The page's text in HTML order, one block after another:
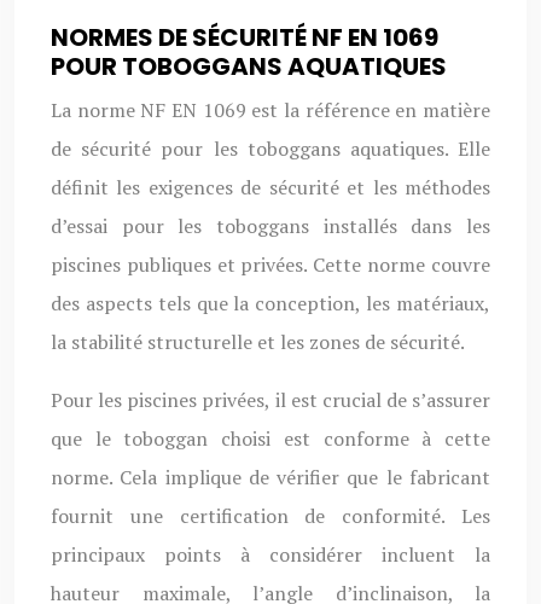
NORMES DE SÉCURITÉ NF EN 1069
POUR TOBOGGANS AQUATIQUES
La norme NF EN 1069 est la référence en matière
de sécurité pour les toboggans aquatiques. Elle
définit les exigences de sécurité et les méthodes
d’essai pour les toboggans installés dans les
piscines publiques et privées. Cette norme couvre
des aspects tels que la conception, les matériaux,
la stabilité structurelle et les zones de sécurité.
Pour les piscines privées, il est crucial de s’assurer
que le toboggan choisi est conforme à cette
norme. Cela implique de vérifier que le fabricant
fournit une certification de conformité. Les
principaux points à considérer incluent la
hauteur maximale, l’angle d’inclinaison, la